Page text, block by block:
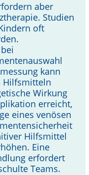
aber
Studien
oft
kann
Hilfsmitteln
Wirkung
erreicht,
eines venösen
Hilfsmittel
Eine
erfordert
Teams.